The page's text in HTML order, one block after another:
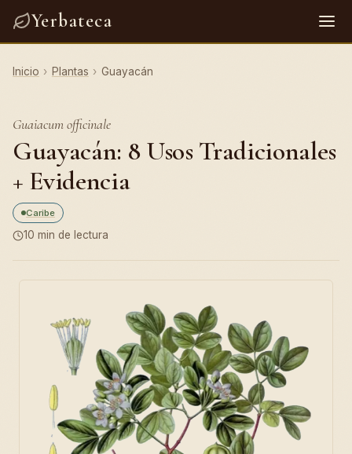
Yerbateca
Inicio › Plantas › Guayacán
Guaiacum officinale
Guayacán: 8 Usos Tradicionales
+ Evidencia
Caribe
10 min de lectura